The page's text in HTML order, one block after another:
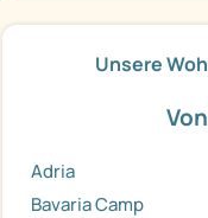
Unsere
Adria
Bavaria Camp